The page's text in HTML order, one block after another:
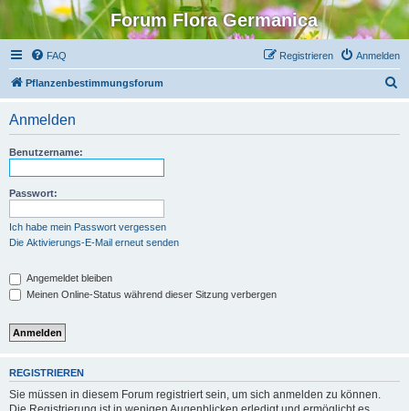
Forum Flora Germanica
FAQ Anmelden
Registrieren
Pflanzenbestimmungsforum
Anmelden
Benutzername:
Passwort:
Ich habe mein Passwort vergessen
Die Aktivierungs-E-Mail erneut senden
Angemeldet bleiben
Meinen Online-Status während dieser Sitzung verbergen
REGISTRIEREN
Sie müssen in diesem Forum registriert sein, um sich anmelden zu können.